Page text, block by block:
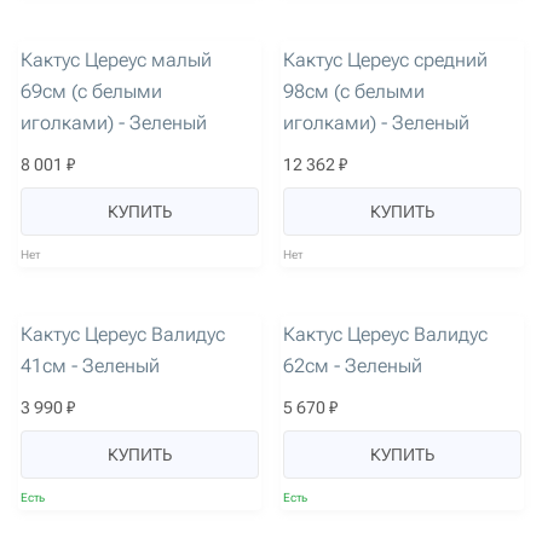
Кактус Цереус малый
69см (с белыми
иголками) - Зеленый
8 001 ₽
КУПИТЬ
Нет
Кактус Цереус средний
98см (с белыми
иголками) - Зеленый
12 362 ₽
КУПИТЬ
Нет
Кактус Цереус Валидус
41см - Зеленый
3 990 ₽
КУПИТЬ
Есть
Кактус Цереус Валидус
62см - Зеленый
5 670 ₽
КУПИТЬ
Есть